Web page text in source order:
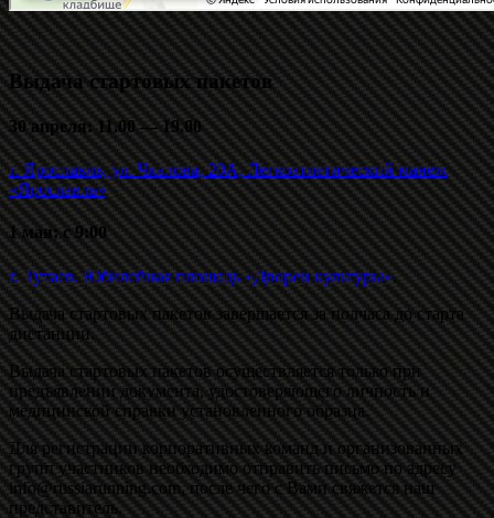
Выдача стартовых пакетов
30 апреля: 11.00 — 19.00
г. Ярославль, ул. Чкалова, 20А, Легкоатлетический манеж
«Ярославль»
1 мая: с 9:00
г. Тутаев, Юбилейная площадь «Дворец культуры».
Выдача стартовых пакетов завершается за полчаса до старта
дистанции.
Выдача стартовых пакетов осуществляется только при
предъявлении документа, удостоверяющего личность и
медицинской справки установленного образца.
Для регистрации корпоративных команд и организованных
групп участников необходимо отправить письмо по адресу
info@russiarunning.com, после чего с Вами свяжется наш
представитель.